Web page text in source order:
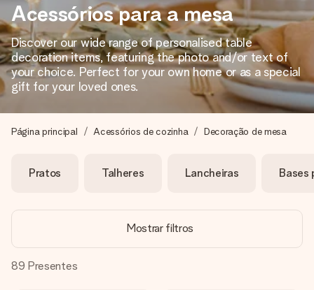
4,7 (com base em +15.000 avaliações)
Os nossos presentes inspiram. Os clientes avaliam-nos
com 4,7 no Google Reviews.
Cria algo único em apenas alguns passos - com o nome
dela, uma foto ou uma mensagem que realmente toca o
Acessórios para a mesa
Discover our wide range of personalised table
decoration items, featuring the photo and/or text of
your choice. Perfect for your own home or as a special
gift for your loved ones.
Página principal Acessórios de cozinha Decoração de mesa
Pratos Talheres Lancheiras Bases
Mostrar filtros
89 Presentes